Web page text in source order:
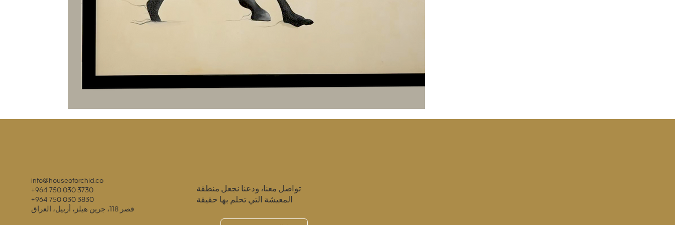
info@houseoforchid.co
+964 750 030 3730
+964 750 030 3830
قصر 118، جرين هيلز، أربيل، العراق
تواصل معنا، ودعنا نجعل منطقة
المعيشة التي تحلم بها حقيقة